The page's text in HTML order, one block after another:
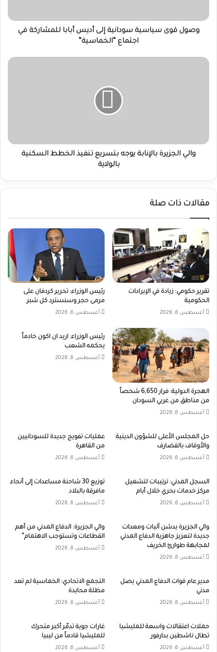
في
اجتماعوصول قوى سياسية سودانية إلى أديس أبابا للمشاركة في
اجتماع “الخماسية”
والي
بالولاية
والي الجزيرة بالإنابة يوجه بتسريع تنفيذ الخطط السكنية
بالولاية
مقالات ذات صلة
تقرير حكومي: زيادة في الإيرادات
الحكومية
أغسطس 6, 2026
رئيس الوزراء: تحرير كردفان على
مرمى حجر وسنسترد كل شبر
أغسطس 6, 2026
الهجرة الدولية: فرار 6,650 شخصاً
من مناطق من غربي السودان
أغسطس 6, 2026
رئيس الوزراء: اريد ان اكون خادماً
يحكمه الشعب
أغسطس 6, 2026
حل المجلس الأعلى للشؤون الدينية
والأوقاف بالقضارف
أغسطس 6, 2026
عمليات تفويج جديدة للسودانيين
من القاهرة
أغسطس 6, 2026
السجل المدني: ترتيبات لتشغيل
مركز خدمات بحري خلال أيام
أغسطس 6, 2026
توزيع 30 شاحنة مساعدات إلى أنحاء
مافرقة بالبلاد
أغسطس 6, 2026
والي الجزيرة يدشن آليات ومعدات
جديدة لتعزيز جاهزية الدفاع المدني
لمجابهة طوارئ الخريف
أغسطس 6, 2026
والي الجزيرة: الدفاع المدني من أهم
القطاعات وتستوجب الاهتمام”
أغسطس 6, 2026
مدير عام قوات الدفاع المدني يصل
مدني
أغسطس 6, 2026
التجمع الاتحادي: الخماسية لم تعد
مظلة محايدة
أغسطس 6, 2026
حملات اعتقالات واسعة للمليشيا
تطال ناشطين بدارفور
أغسطس 6, 2026
غارات جوية تدمّر أكبر متحرك
للمليشيا قادماً من ليبيا
أغسطس 6, 2026